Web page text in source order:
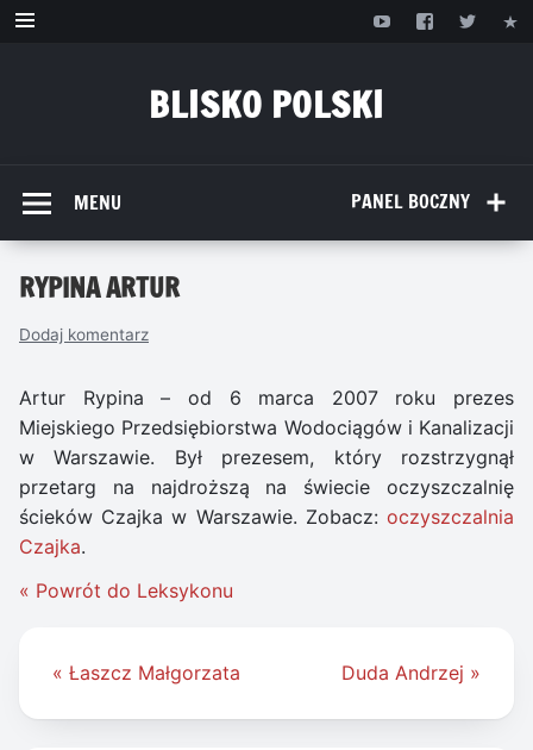
Przejdź
BLISKO POLSKI
PANEL BOCZNY
MENU
RYPINA ARTUR
Dodaj komentarz
Artur Rypina – od 6 marca 2007 roku prezes
Miejskiego Przedsiębiorstwa Wodociągów i Kanalizacji
w Warszawie. Był prezesem, który rozstrzygnął
przetarg na najdroższą na świecie oczyszczalnię
ścieków Czajka w Warszawie. Zobacz: oczyszczalnia
Czajka.
« Powrót do Leksykonu
Nawigacja
« Łaszcz Małgorzata Duda Andrzej »